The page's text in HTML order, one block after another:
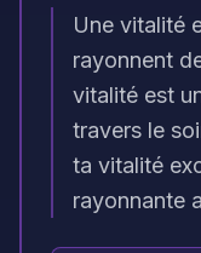
Une vitalité
rayonnent
vitalité est
travers le
ta vitalité
rayonnante